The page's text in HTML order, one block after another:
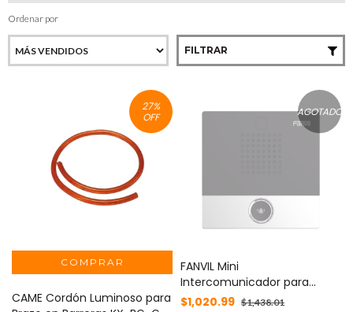
Ordenar por
FILTRAR
27%
OFF
CAME Cordón Luminoso para
AGOTADO
FANVIL Mini
Intercomunicador para
hotelería y hospitales, con
$1,020.99 $1,438.01